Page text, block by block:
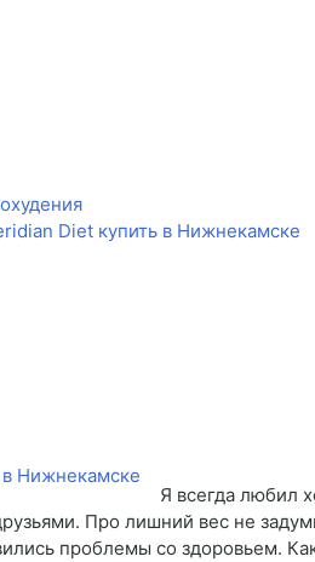
Diet купить в Нижнекамске
Я всегда любил
Про лишний вес не
проблемы со здоровьем.